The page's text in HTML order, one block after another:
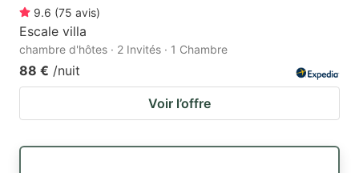
9.6 (75 avis)
Escale villa
chambre d'hôtes · 2 Invités · 1 Chambre
88 € /nuit
Voir l’offre